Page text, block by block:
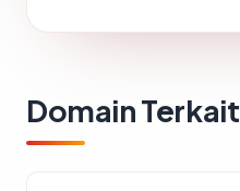
Domain Terkait